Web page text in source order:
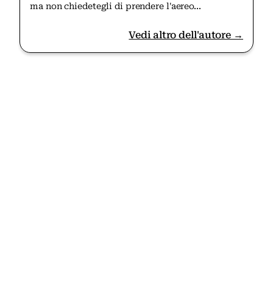
ma non chiedetegli di prendere l'aereo...
Vedi altro dell'autore →